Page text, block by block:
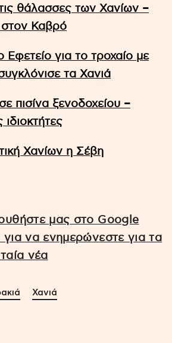
θάλασσες των Χανίων –
Καβρό
Εφετείο για το τροχαίο με
τα Χανιά
πισίνα ξενοδοχείου –
Χανίων η Σέβη
μας στο Google
για να ενημερώνεστε για τα
νέα
Χανιά